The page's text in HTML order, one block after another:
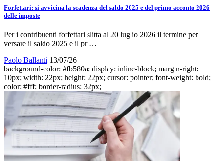
Forfettari: si avvicina la scadenza del saldo 2025 e del primo acconto 2026
delle imposte
Per i contribuenti forfettari slitta al 20 luglio 2026 il termine per
versare il saldo 2025 e il pri…
Paolo Ballanti 13/07/26
background-color: #fb580a; display: inline-block; margin-right:
10px; width: 22px; height: 22px; cursor: pointer; font-weight: bold;
color: #fff; border-radius: 32px;